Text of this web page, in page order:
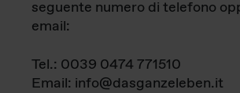
seguente numero di telefono
email:
Tel.: 0039 0474 771510
Email: info@dasganzeleben.it